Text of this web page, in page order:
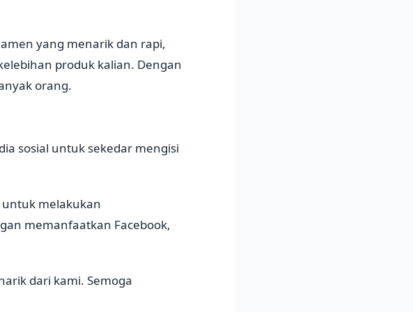
yang menarik dan rapi,
produk kalian. Dengan
orang.
sosial untuk sekedar mengisi
untuk melakukan
memanfaatkan Facebook,
dari kami. Semoga